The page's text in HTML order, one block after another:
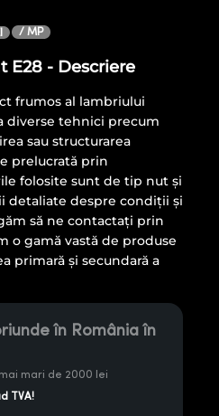
/ MP
E28 - Descriere
frumos al lambriului
diverse tehnici precum
sau structurarea
prelucrată prin
folosite sunt de tip nut și
detaliate despre condiții și
să ne contactați prin
o gamă vastă de produse
primară și secundară a
în România în
mari de 2000 lei
TVA!